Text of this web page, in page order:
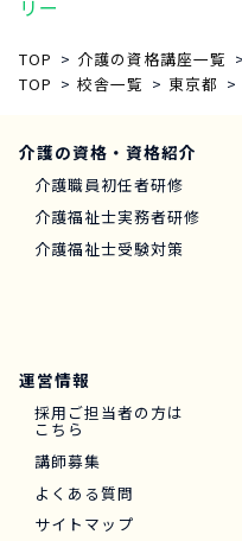
TOP 介護の資格講座一覧
TOP
校舎一覧 東京都
介護の資格・資格紹介
介護職員初任者研修
介護福祉士実務者研修
介護福祉士受験対策
運営情報
採用ご担当者の方は
こちら
講師募集
よくある質問
サイトマップ